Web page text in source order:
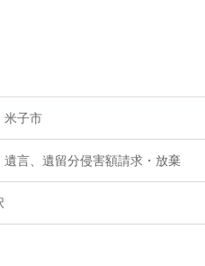
米子市
遺言、遺留分侵害額請求・放棄